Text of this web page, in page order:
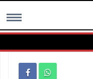
MENU